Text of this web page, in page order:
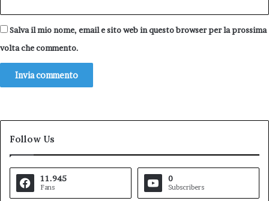
Salva il mio nome, email e sito web in questo browser per la prossima
volta che commento.
Follow Us
11.945
Fans
0
Subscribers